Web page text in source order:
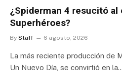
¿Spiderman 4 resucitó al
Superhéroes?
By Staff 6 agosto, 2026
La más reciente producción de
Un Nuevo Día, se convirtió en